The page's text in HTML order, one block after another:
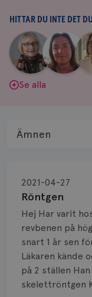
svar
HITTAR DU INTE DET
Aina
Johnsson
|
Anne
Andersson
Se alla
Röntgen
2021-04-27
Hej Har varit
revbenen på
snart 1 år sen
Läkaren kände
på 2 ställen
skelettröntgen
Ämnen
Biopsi
Biverkningar
Bröstvårta
Knöl